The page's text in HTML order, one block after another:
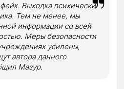
Выходка психически
Тем не менее, мы
информации со всей
Меры безопасности
усилены,
автора данного
Мазур.